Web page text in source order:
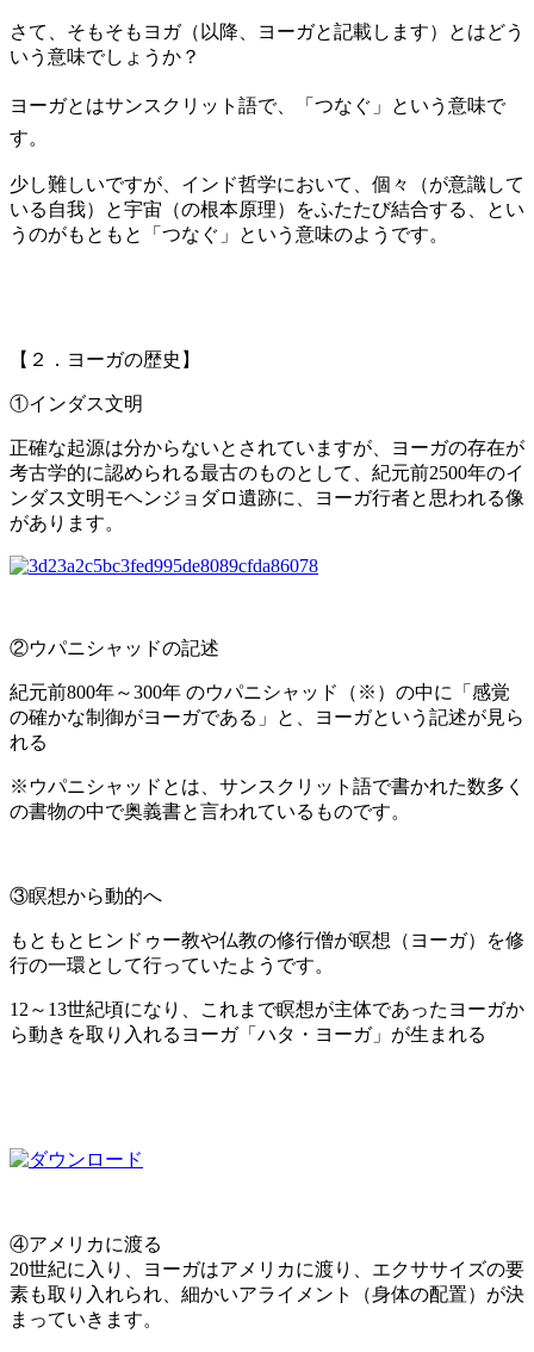
さて、そもそもヨガ（以降、ヨーガと記載します）とはどう
いう意味でしょうか？
ヨーガとはサンスクリット語で、「つなぐ」という意味で
す。
少し難しいですが、インド哲学において、個々（が意識して
いる自我）と宇宙（の根本原理）をふたたび結合する、とい
うのがもともと「つなぐ」という意味のようです。
【２．ヨーガの歴史】
①インダス文明
正確な起源は分からないとされていますが、ヨーガの存在が
考古学的に認められる最古のものとして、紀元前2500年のイ
ンダス文明モヘンジョダロ遺跡に、
ヨーガ行者と思われる像
があります。
②ウパニシャッドの記述
紀元前800年～300年 のウパニシャッド（※）の中に「感覚
の確かな制御がヨーガである」と、
ヨーガという記述が見ら
れる
※ウパニシャッドとは、サンスクリット語で書かれた数多く
の書物の中で奥義書と言われているものです。
③瞑想から動的へ
もともとヒンドゥー教や仏教の修行僧が瞑想（ヨーガ）を修
行の一環として行っていたようです。
12～13世紀頃になり、これまで瞑想が主体であったヨーガか
ら動きを取り入れるヨーガ「ハタ・ヨーガ」が生まれる
④アメリカに渡る
20世紀に入り、ヨーガはアメリカに渡り、エクササイズの要
素も取り入れられ、細かいアライメント（身体の配置）が決
まっていきます。